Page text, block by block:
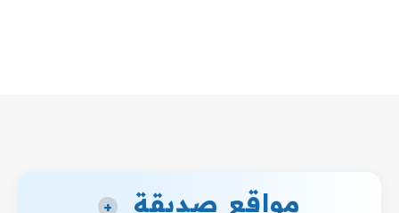
مواقع صديقة +